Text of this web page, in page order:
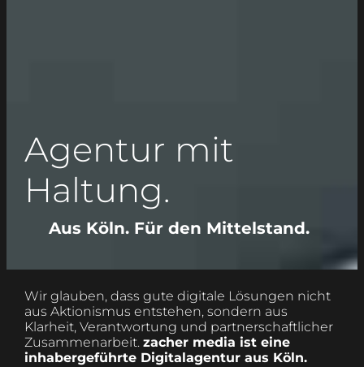
Agentur mit
Haltung.
Aus Köln. Für den Mittelstand.
Wir glauben, dass gute digitale Lösungen nicht
aus Aktionismus entstehen, sondern aus
Klarheit, Verantwortung und partner­schaftlicher
Zusammenarbeit. zacher media ist eine
inhabergeführte Digitalagentur aus Köln.